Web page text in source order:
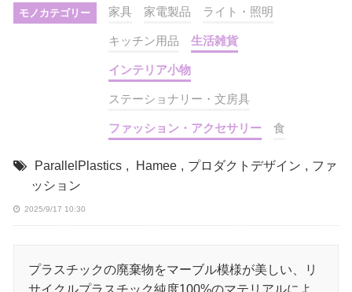
モノカテゴリー 家具 家電製品 ライト・照明
キッチン用品 生活雑貨
インテリア小物
ステーショナリー・文房具
ファッション・アクセサリー 食
ParallelPlastics , Hamee , プロダクトデザイン , ファ
ッション
2025/9/17 10:30
プラスチックの廃棄物をマーブル模様が美しい、リ
サイクルプラスチック純度100%のマテリアルによ